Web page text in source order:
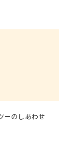
ーのしあわせ